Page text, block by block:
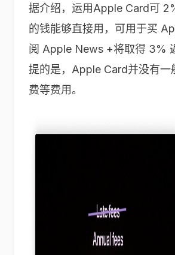
据介绍，运用Apple Card可
的钱能够直接用，可用于买
阅 Apple News +将取得 3%
提的是，Apple Card并没有一
费等费用。